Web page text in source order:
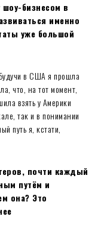
бизнесом в
именно
уже большой
в США я прошла
что, на тот момент,
взять у Америки
так и в понимании
путь я, кстати,
почти каждый
путём и
она? Это